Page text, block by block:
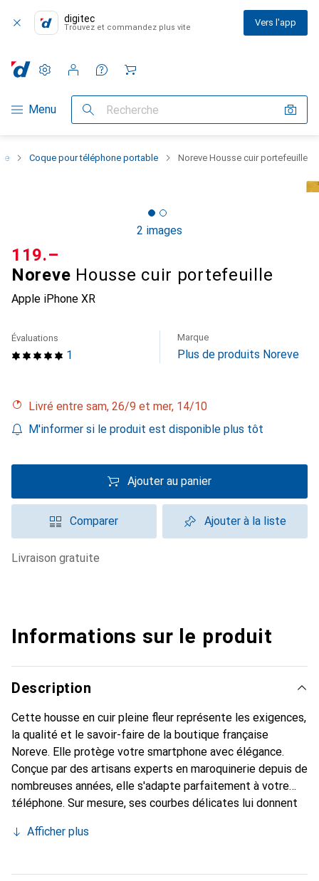
digitec
Trouvez et commandez plus vite Vers l'app
Navigation par catégorie
Menu Recherche
Paramètres
Compte client
Listes de comparaison
Listes d'envies
Panier
Coque pour téléphone portable Noreve Housse cuir portefeuille
2 images
Noreve Housse cuir portefeuille
Apple iPhone XR
CHF
119.–
1
Évaluations Marque
Plus de produits Noreve
Livré entre sam, 26/9 et mer, 14/10
M'informer si le produit est disponible plus tôt
Ajouter au panier
Comparer Ajouter à la liste
livraison gratuite
Informations sur le produit
Description
Cette housse en cuir pleine fleur représente les exigences,
la qualité et le savoir-faire de la boutique française
Noreve. Elle protège votre smartphone avec élégance.
Conçue par des artisans experts en maroquinerie depuis de
nombreuses années, elle s'adapte parfaitement à votre
téléphone. Sur mesure, ses courbes délicates lui donnent
et indispensable pour votre smartphone. Reconnaître
marque Noreve est un choix sûr pour une clientèle
Afficher plus